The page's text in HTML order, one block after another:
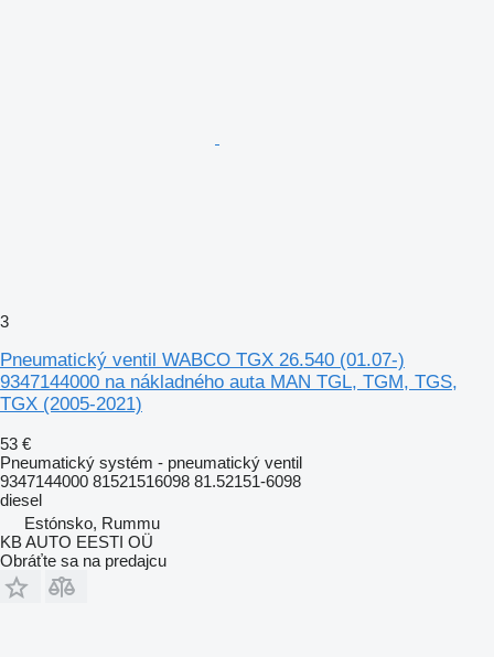
3
Pneumatický ventil WABCO TGX 26.540 (01.07-)
9347144000 na nákladného auta MAN TGL, TGM, TGS,
TGX (2005-2021)
53 €
Pneumatický systém - pneumatický ventil
9347144000 81521516098 81.52151-6098
diesel
Estónsko, Rummu
KB AUTO EESTI OÜ
Obráťte sa na predajcu